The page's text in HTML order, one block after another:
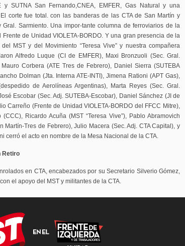
y SUTNA San Fernando,CNEA, EMFER, Gas Natural y una
corte fue total. con las banderas de las CTA de San Martín y
Gral. Sarmiento. Una impor-tante columna de ferroviarios de la
Frente de Unidad VIOLETA-BORDO. Y una gran presencia de la
MST y del Movimiento “Teresa Vive” y nuestra compañera
Alfredo Luque (CI de EMFER), Maxi Bronzuoli (Sec. Gral.
Corbera (ATE Tres de Febrero), Daniel Sierra (SUTEBA
Dolman (Jta. Interna ATE-INTI), Jimena Rationi (APT Gas),
de Aerolíneas Argentinas), Marta Reyes (Sec. Gral.
Escobar (Sec. Adj. SUTEBA-Escobar), Daniel Sánchez (JI de
Carreño (Frente de Unidad VIOLETA-BORDO del FFCC Mitre),
Ricardo Acuña (MST “Teresa Vive”), Pablo Abramovich
Martín-Tres de Febrero), Julio Macera (Sec. Adj. CTA Capital), y
cerró el acto en nombre de la Mesa Nacional de la CTA.
Retiro
en CTA, encabezados por su Secretario Silverio Gómez,
el apoyo del MST y militantes de la CTA.